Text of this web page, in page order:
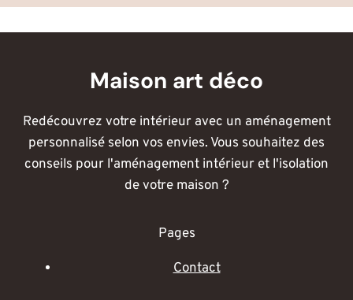
Maison art déco
Redécouvrez votre intérieur avec un aménagement
personnalisé selon vos envies. Vous souhaitez des
conseils pour l'aménagement intérieur et l'isolation
de votre maison ?
Pages
Contact